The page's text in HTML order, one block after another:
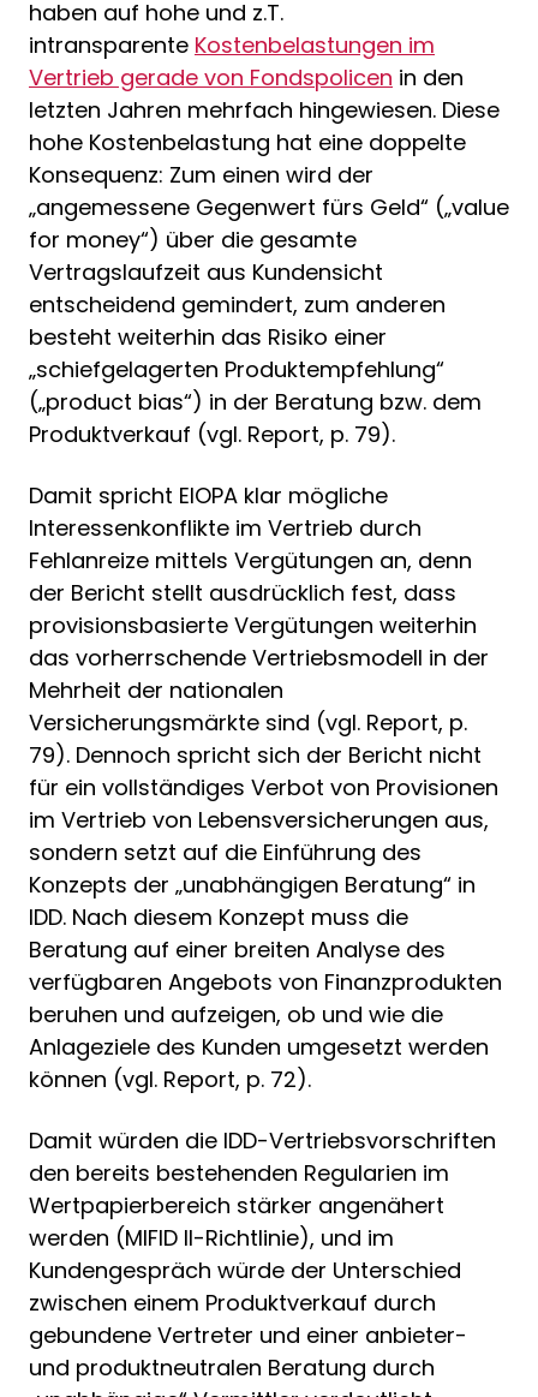
haben auf hohe und z.T.
intransparente Kostenbelastungen im
Vertrieb gerade von Fondspolicen in den
letzten Jahren mehrfach hingewiesen. Diese
hohe Kostenbelastung hat eine doppelte
Konsequenz: Zum einen wird der
„angemessene Gegenwert fürs Geld“ („value
for money“) über die gesamte
Vertragslaufzeit aus Kundensicht
entscheidend gemindert, zum anderen
besteht weiterhin das Risiko einer
„schiefgelagerten Produktempfehlung“
(„product bias“) in der Beratung bzw. dem
Produktverkauf (vgl. Report, p. 79).
Damit spricht EIOPA klar mögliche
Interessenkonflikte im Vertrieb durch
Fehlanreize mittels Vergütungen an, denn
der Bericht stellt ausdrücklich fest, dass
provisionsbasierte Vergütungen weiterhin
das vorherrschende Vertriebsmodell in der
Mehrheit der nationalen
Versicherungsmärkte sind (vgl. Report, p.
79). Dennoch spricht sich der Bericht nicht
für ein vollständiges Verbot von Provisionen
im Vertrieb von Lebensversicherungen aus,
sondern setzt auf die Einführung des
Konzepts der „unabhängigen Beratung“ in
IDD. Nach diesem Konzept muss die
Beratung auf einer breiten Analyse des
verfügbaren Angebots von Finanzprodukten
beruhen und aufzeigen, ob und wie die
Anlageziele des Kunden umgesetzt werden
können (vgl. Report, p. 72).
Damit würden die IDD-Vertriebsvorschriften
den bereits bestehenden Regularien im
Wertpapierbereich stärker angenähert
werden (MIFID II-Richtlinie), und im
Kundengespräch würde der Unterschied
zwischen einem Produktverkauf durch
gebundene Vertreter und einer anbieter-
und produktneutralen Beratung durch